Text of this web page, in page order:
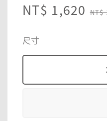
Sale
NT$ 1,620 NT$
尺寸